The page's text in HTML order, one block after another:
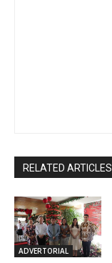
RELATED ARTICLES
ADVERTORIAL